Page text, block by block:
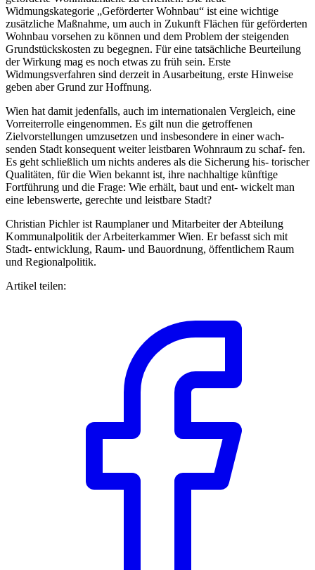
Widmungskategorie „Geförderter Wohnbau“ ist eine wichtige
zusätzliche Maßnahme, um auch in Zukunft Flächen für geförderten
Wohnbau vorsehen zu können und dem Problem der steigenden
Grundstückskosten zu begegnen. Für eine tatsächliche Beurteilung
der Wirkung mag es noch etwas zu früh sein. Erste
Widmungsverfahren sind derzeit in Ausarbeitung, erste Hinweise
geben aber Grund zur Hoffnung.
Wien hat damit jedenfalls, auch im internationalen Vergleich, eine
Vorreiterrolle eingenommen. Es gilt nun die getroffenen
Zielvorstellungen umzusetzen und insbesondere in einer wach-
senden Stadt konsequent weiter leistbaren Wohnraum zu schaf- fen.
Es geht schließlich um nichts anderes als die Sicherung his- torischer
Qualitäten, für die Wien bekannt ist, ihre nachhaltige künftige
Fortführung und die Frage: Wie erhält, baut und ent- wickelt man
eine lebenswerte, gerechte und leistbare Stadt?
Christian Pichler ist Raumplaner und Mitarbeiter der Abteilung
Kommunalpolitik der Arbeiterkammer Wien. Er befasst sich mit
Stadt- entwicklung, Raum- und Bauordnung, öffentlichem Raum
und Regionalpolitik.
Artikel teilen: